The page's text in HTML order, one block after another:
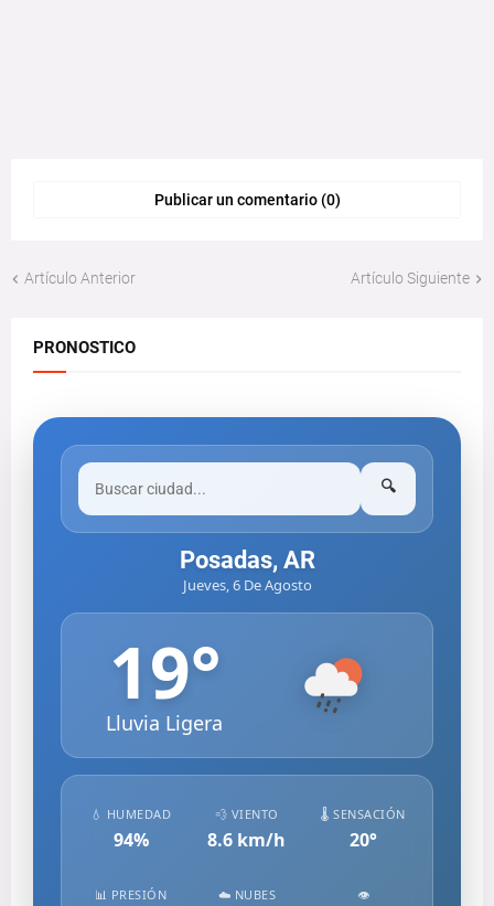
Publicar un comentario (0)
Artículo Anterior Artículo Siguiente
PRONOSTICO
🔍
Posadas, AR
Jueves, 6 De Agosto
19°
Lluvia Ligera
💧 HUMEDAD
94%
💨 VIENTO
8.6 km/h
🌡️ SENSACIÓN
20°
📊 PRESIÓN ☁️ NUBES
👁️